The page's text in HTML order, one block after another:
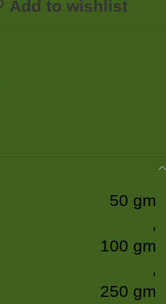
Add to wishlist
50 gm
,
100 gm
,
250 gm